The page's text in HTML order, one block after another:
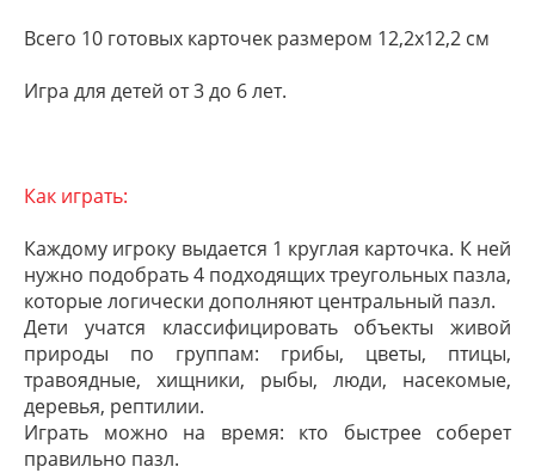
Всего 10 готовых карточек размером 12,2х12,2 см
Игра для детей от 3 до 6 лет.
Как играть:
Каждому игроку выдается 1 круглая карточка. К ней
нужно подобрать 4 подходящих треугольных пазла,
которые логически дополняют центральный пазл.
Дети учатся классифицировать объекты живой
природы по группам: грибы, цветы, птицы,
травоядные, хищники, рыбы, люди, насекомые,
деревья, рептилии.
Играть можно на время: кто быстрее соберет
правильно пазл.